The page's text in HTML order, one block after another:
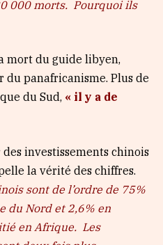
000 morts. Pourquoi ils
mort du guide libyen,
du panafricanisme. Plus de
du Sud, « il y a de
investissements chinois
la vérité des chiffres.
sont de l’ordre de 75%
du Nord et 2,6% en
en Afrique. Les